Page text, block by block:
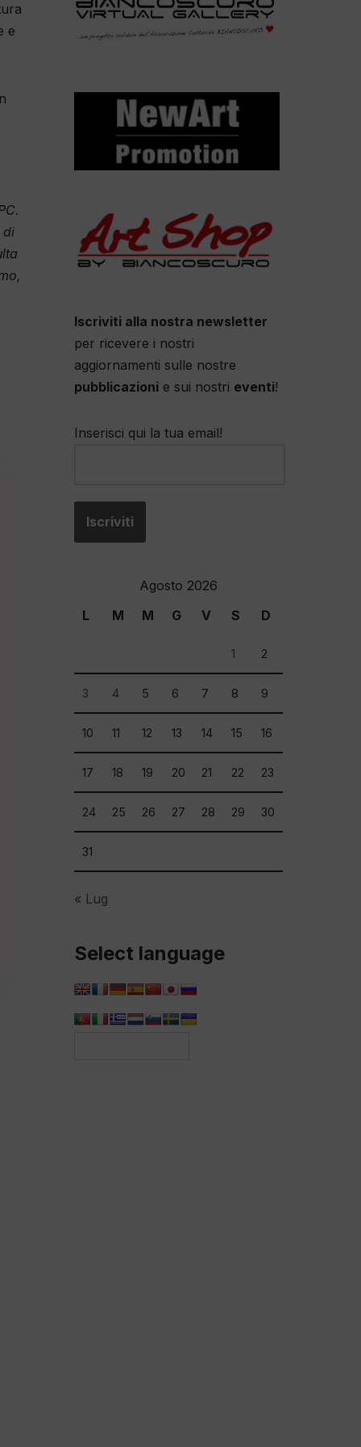
e
di
Iscriviti alla nostra newsletter
per ricevere i nostri
aggiornamenti sulle nostre
pubblicazionie sui nostri eventi!
Inserisci qui la tua email!
Agosto 2026
L
M M G V S D
1 2
3 4 5 6 7 8 9
10 11 12 13 14 15 16
17 18 19 20 21 22 23
24 25 26 27 28 29 30
31
« Lug
Select language